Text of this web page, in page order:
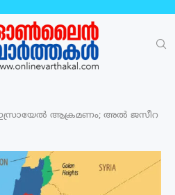
ആക്രമണം; അൽ ജസീറ